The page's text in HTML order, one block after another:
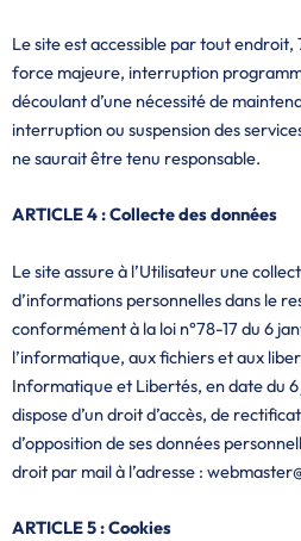
Le site est accessible par tout
force majeure, interruption
découlant d’une nécessité de
interruption ou suspension des
ne saurait être tenu responsable.
ARTICLE 4 : Collecte des données
Le site assure à l’Utilisateur une
d’informations personnelles dans le
conformément à la loi n°78-17 du 6
l’informatique, aux fichiers et aux
Informatique et Libertés, en date du 6
dispose d’un droit d’accès, de
d’opposition de ses données
droit par mail à l’adresse :
ARTICLE 5 : Cookies